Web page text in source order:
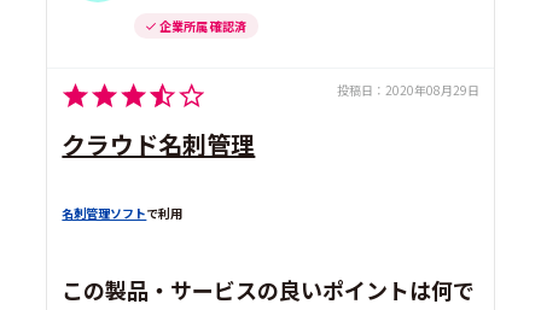
企業所属 確認済
投稿日： 2020年08月29日
クラウド名刺管理
名刺管理ソフトで利用
この製品・サービスの良いポイントは何で